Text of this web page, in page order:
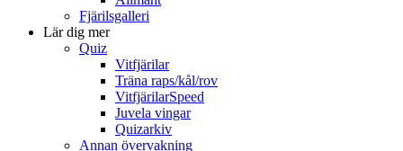
Fjärilsgalleri
Lär dig mer
Quiz
Vitfjärilar
Träna raps/kål/rov
VitfjärilarSpeed
Juvela vingar
Quizarkiv
Annan övervakning